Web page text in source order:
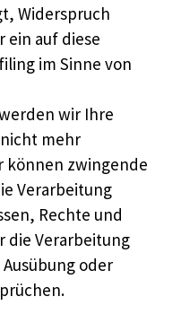
Widerspruch
ein auf diese
im Sinne von
wir Ihre
mehr
können zwingende
Verarbeitung
Rechte und
die Verarbeitung
oder